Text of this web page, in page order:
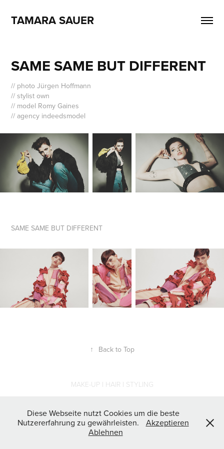
TAMARA SAUER
SAME SAME BUT DIFFERENT
// photo Jürgen Hoffmann
// stylist own
// model Romy Gaines
// agency indeedsmodel
SAME SAME BUT DIFFERENT
↑ Back to Top
MAKE-UP I HAIR I STYLING
Diese Webseite nutzt Cookies um die beste
Nutzererfahrung zu gewährleisten.
Akzeptieren
Ablehnen